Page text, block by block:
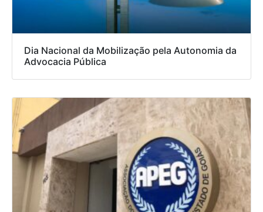
Dia Nacional da Mobilização pela Autonomia da
Advocacia Pública